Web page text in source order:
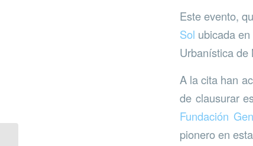
Este evento,
Sol ubicada
Urbanística de
A la cita han
de clausurar
Fundación
pionero en